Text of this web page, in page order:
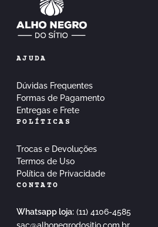
AJUDA
Dúvidas Frequentes
Formas de Pagamento
Entregas e Frete
POLÍTICAS
Trocas e Devoluções
Termos de Uso
Política de Privacidade
CONTATO
Whatsapp loja: (11) 4106-4585
sac@alhonegrodositio.com.br